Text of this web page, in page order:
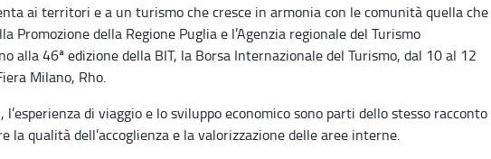
ai territori e a un turismo che cresce in armonia con le comunità quella che
Promozione della Regione Puglia e l’Agenzia regionale del Turismo
alla 46ª edizione della BIT, la Borsa Internazionale del Turismo, dal 10 al 12
Milano, Rho.
di viaggio e lo sviluppo economico sono parti dello stesso racconto
la qualità dell’accoglienza e la valorizzazione delle aree interne.